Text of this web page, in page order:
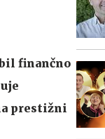
finančno
prestižni